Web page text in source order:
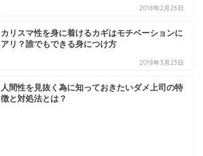
2018年2月26日
カリスマ性を身に着けるカギはモチベーションに
アリ？誰でもできる身につけ方
2018年3月23日
人間性を見抜く為に知っておきたいダメ上司の特
徴と対処法とは？